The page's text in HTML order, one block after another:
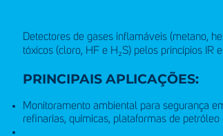
Detectores de gases inflamáveis (metano,
tóxicos (cloro, HF e H₂S) pelos princípios IR
PRINCIPAIS APLICAÇÕES:
Monitoramento ambiental para segurança
refinarias, químicas, plataformas de petróleo